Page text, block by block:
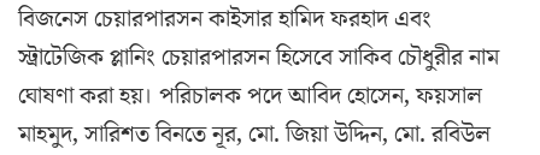
বিজনেস চেয়ারপারসন কাইসার হামিদ ফরহাদ এবং
স্ট্রাটেজিক প্লানিং চেয়ারপারসন হিসেবে সাকিব চৌধুরীর নাম
ঘোষণা করা হয়। পরিচালক পদে আবিদ হোসেন, ফয়সাল
মাহমুদ, সারিশত বিনতে নূর, মো. জিয়া উদ্দিন, মো. রবিউল